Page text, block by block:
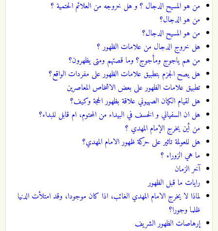
من هو المسيح الدجال ؟ و هل خروجه من العلائم الحتمية ؟
من هو الدجال؟
من هو المسيح الدجال؟
هل خروج الدجال من علامات الظهور ؟
من هم ياجوج ومأجوج؟ وما قصتهم ومتى يظهرون؟
هل يصح الجزم بتطبيق علامات الظهور على مفردات الواقع؟
تطبيق علامات الظهور على بعض الاشخاص المعاصرين
هل لقيام الكيان الصهيوني علاقة بظهور الحجة وكيف؟
هل ان السفياني و الخسف في البيداء من المحتوم، ام قابل للبداء؟
من أين يخرج الإمام المهدي ؟
هل للعولمة تاثير على حركة ظهور الامام المهدي؟
ما هي الزوراء ؟
آخر الزمان
رايات ما قبل الظهور
لماذا لا يخرج الامام المهدي الغائب، اذا كان موجودا، وقد امتلأت الدنيا
ظلما وجورا؟
إرهاصات الظهور الشريف